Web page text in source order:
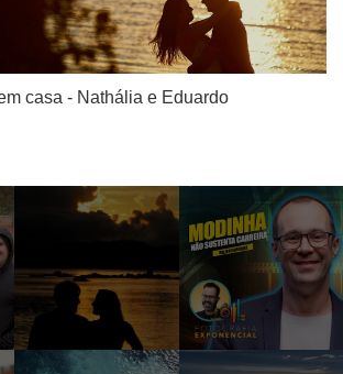
casa - Nathália e Eduardo